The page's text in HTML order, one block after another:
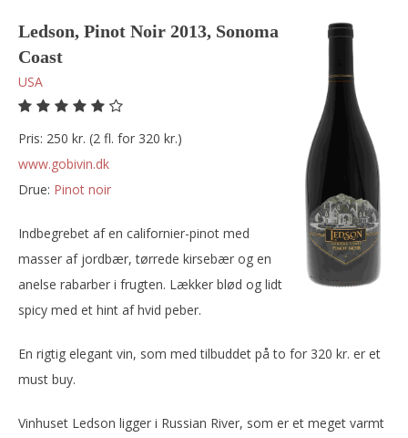
Ledson, Pinot Noir 2013, Sonoma
Coast
USA
Pris: 250 kr. (2 fl. for 320 kr.)
www.gobivin.dk
Drue:
pinot noir
Indbegrebet af en californier-pinot med
masser af jordbær, tørrede kirsebær og en
anelse rabarber i frugten. Lækker blød og lidt
spicy med et hint af hvid peber.
En rigtig elegant vin, som med tilbuddet på to for 320 kr. er et
must buy.
Vinhuset Ledson ligger i Russian River, som er et meget varmt